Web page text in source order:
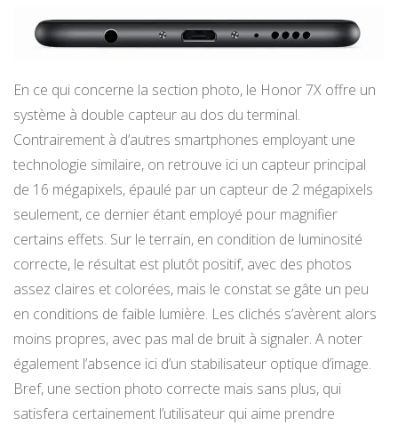
En ce qui concerne la section photo, le Honor 7X offre un
système à double capteur au dos du terminal.
Contrairement à d’autres smartphones employant une
technologie similaire, on retrouve ici un capteur principal
de 16 mégapixels, épaulé par un capteur de 2 mégapixels
seulement, ce dernier étant employé pour magnifier
certains effets. Sur le terrain, en condition de luminosité
correcte, le résultat est plutôt positif, avec des photos
assez claires et colorées, mais le constat se gâte un peu
en conditions de faible lumière. Les clichés s’avèrent alors
moins propres, avec pas mal de bruit à signaler. A noter
également l’absence ici d’un stabilisateur optique d’image.
Bref, une section photo correcte mais sans plus, qui
satisfera certainement l’utilisateur qui aime prendre